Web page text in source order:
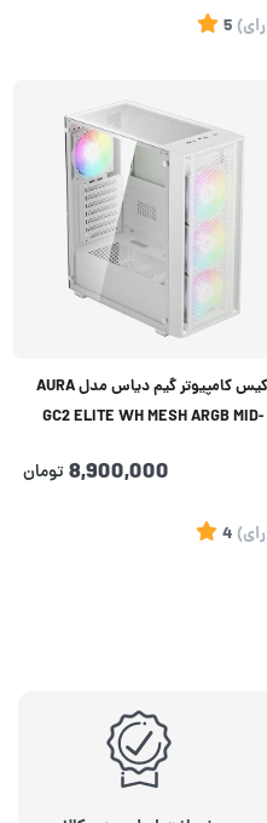
رای)
5
کیس کامپیوتر گیم دیاس مدل AURA
GC2 ELITE WH MESH ARGB MID-
8,900,000تومان
رای)
4